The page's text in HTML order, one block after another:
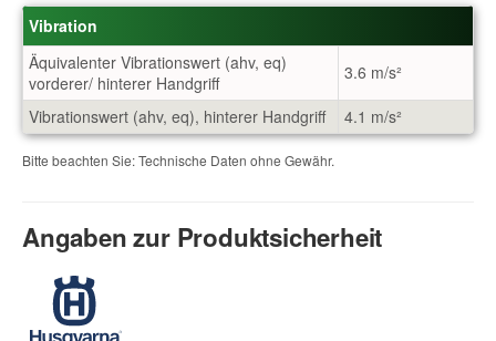
Vibration
Äquivalenter Vibrationswert (ahv, eq)
vorderer/ hinterer Handgriff
3.6 m/s²
Vibrationswert (ahv, eq), hinterer Handgriff
4.1 m/s²
Bitte beachten Sie: Technische Daten ohne Gewähr.
Angaben zur Produktsicherheit